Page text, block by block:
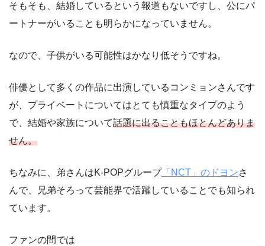
そもそも、結婚しているという報道もないですし、公にパ
ートナーがいることも明らかになっていません。
なので、子供がいる可能性はかなり低そうですね。
俳優として多くの作品に出演しているコンミョンさんです
が、プライベートについてはとても慎重なタイプのよう
で、結婚や家族について話題に出ることもほとんどありま
せん。
ちなみに、弟さんはK-POPグループ「NCT」のドヨンさ
んで、兄弟そろって芸能界で活躍していることでも知られ
ています。
ファンの間では